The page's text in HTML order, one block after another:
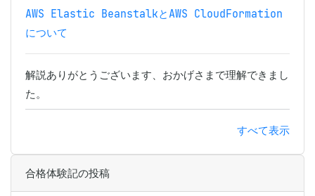
AWS Elastic BeanstalkとAWS CloudFormation
について
解説ありがとうございます、おかげさまで理解できまし
た。
すべて表示
合格体験記の投稿